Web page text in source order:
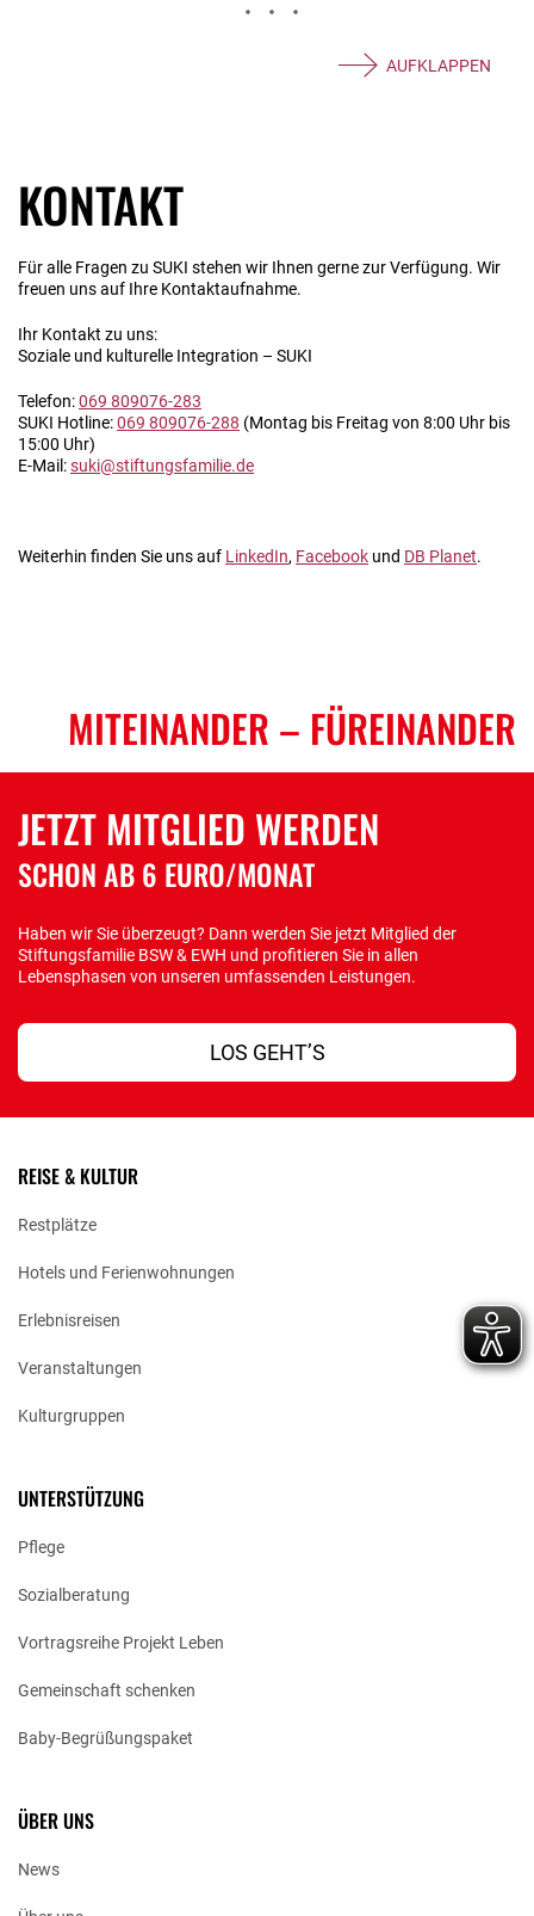
AUFKLAPPEN
KONTAKT
Für alle Fragen zu SUKI stehen wir Ihnen gerne zur Verfügung. Wir
freuen uns auf Ihre Kontaktaufnahme.
Ihr Kontakt zu uns:
Soziale und kulturelle Integration – SUKI
Telefon:069 809076-283
SUKI Hotline:069 809076-288 (Montag bis Freitag von 8:00 Uhr bis
15:00 Uhr)
E-Mail:suki@stiftungsfamilie.de
Weiterhin finden Sie uns auf LinkedIn, Facebook und DB Planet.
MITEINANDER – FÜREINANDER
JETZT MITGLIED WERDEN
SCHON AB 6 EURO/MONAT
Haben wir Sie überzeugt? Dann werden Sie jetzt Mitglied der
Stiftungsfamilie BSW & EWH und profitieren Sie in allen
Lebensphasen von unseren umfassenden Leistungen.
LOS GEHT’S
REISE & KULTUR
Restplätze
Hotels und Ferienwohnungen
Erlebnisreisen
Veranstaltungen
Kulturgruppen
UNTERSTÜTZUNG
Pflege
Sozialberatung
Vortragsreihe Projekt Leben
Gemeinschaft schenken
Baby-Begrüßungspaket
ÜBER UNS
News